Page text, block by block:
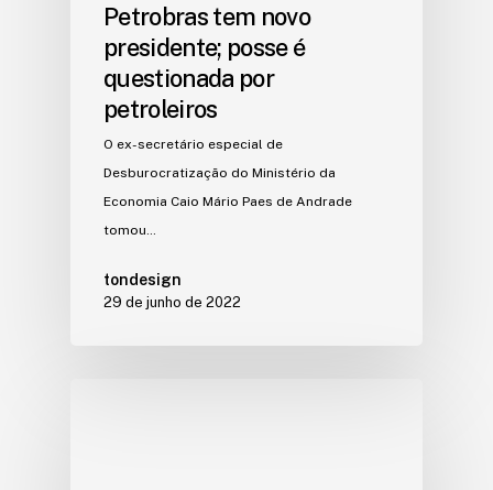
Petrobras tem novo
presidente; posse é
questionada por
petroleiros
O ex-secretário especial de
Desburocratização do Ministério da
Economia Caio Mário Paes de Andrade
tomou…
tondesign
29 de junho de 2022